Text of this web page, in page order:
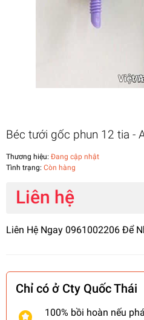
Béc tưới gốc phun 12 tia -
Thương hiệu: Đang cập nhật
Tình trạng: Còn hàng
Liên hệ
Liên Hệ Ngay 0961002206 Để
Chỉ có ở Cty Quốc Thái
100% bồi hoàn nếu